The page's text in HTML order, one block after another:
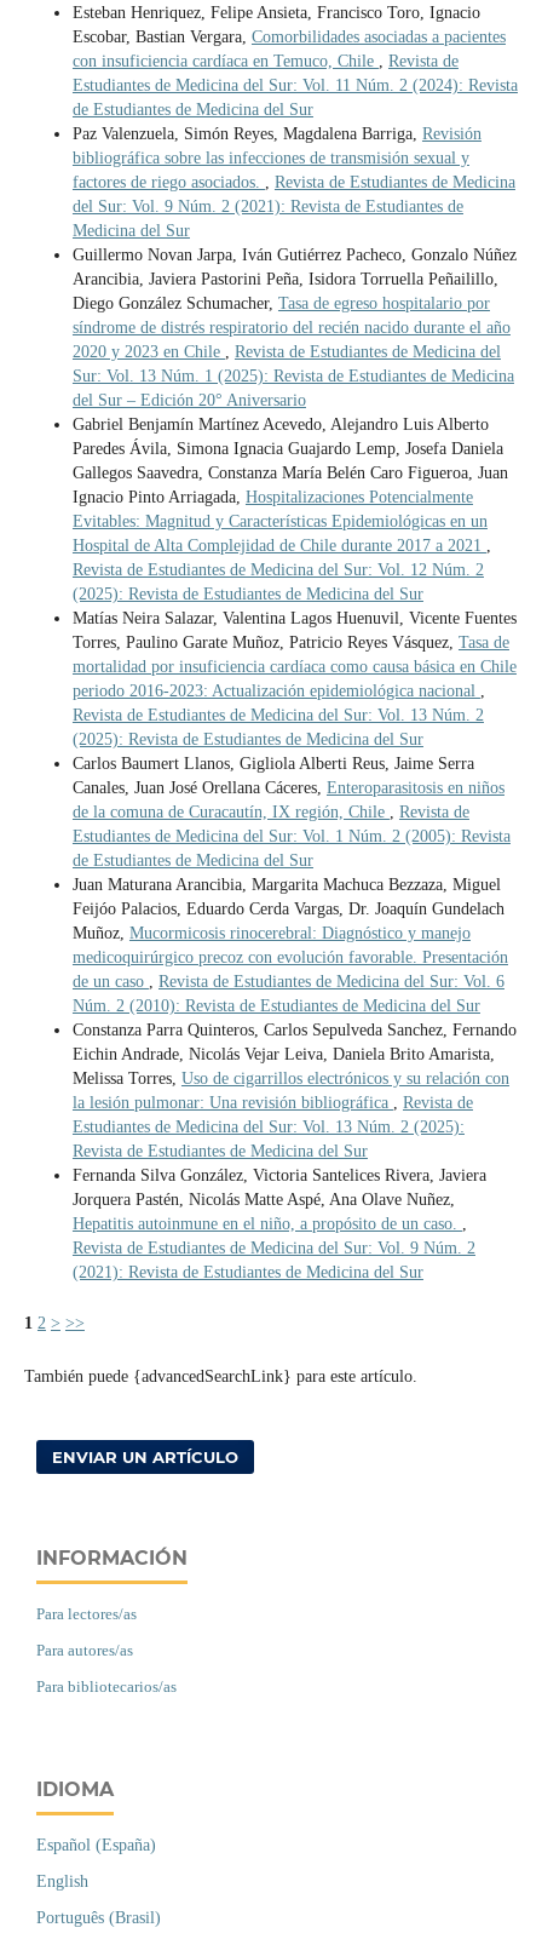
Esteban Henriquez, Felipe Ansieta, Francisco Toro, Ignacio
Escobar, Bastian Vergara, Comorbilidades asociadas a pacientes
con insuficiencia cardíaca en Temuco, Chile
Revista de
Estudiantes de Medicina del Sur: Vol. 11 Núm. 2 (2024): Revista
de Estudiantes de Medicina del Sur
Paz Valenzuela, Simón Reyes, Magdalena Barriga, Revisión
bibliográfica sobre las infecciones de transmisión sexual y
factores de riego asociados.
Revista de Estudiantes de Medicina
del Sur: Vol. 9 Núm. 2 (2021): Revista de Estudiantes de
Medicina del Sur
Guillermo Novan Jarpa, Iván Gutiérrez Pacheco, Gonzalo Núñez
Arancibia, Javiera Pastorini Peña, Isidora Torruella Peñailillo,
Diego González Schumacher, Tasa de egreso hospitalario por
síndrome de distrés respiratorio del recién nacido durante el año
2020 y 2023 en Chile
Revista de Estudiantes de Medicina del
Sur: Vol. 13 Núm. 1 (2025): Revista de Estudiantes de Medicina
del Sur – Edición 20° Aniversario
Gabriel Benjamín Martínez Acevedo, Alejandro Luis Alberto
Paredes Ávila, Simona Ignacia Guajardo Lemp, Josefa Daniela
Gallegos Saavedra, Constanza María Belén Caro Figueroa, Juan
Ignacio Pinto Arriagada, Hospitalizaciones Potencialmente
Evitables: Magnitud y Características Epidemiológicas en un
Hospital de Alta Complejidad de Chile durante 2017 a 2021
Revista de Estudiantes de Medicina del Sur: Vol. 12 Núm. 2
(2025): Revista de Estudiantes de Medicina del Sur
Matías Neira Salazar, Valentina Lagos Huenuvil, Vicente Fuentes
Torres, Paulino Garate Muñoz, Patricio Reyes Vásquez, Tasa de
mortalidad por insuficiencia cardíaca como causa básica en Chile
periodo 2016-2023: Actualización epidemiológica nacional
Revista de Estudiantes de Medicina del Sur: Vol. 13 Núm. 2
(2025): Revista de Estudiantes de Medicina del Sur
Carlos Baumert Llanos, Gigliola Alberti Reus, Jaime Serra
Canales, Juan José Orellana Cáceres, Enteroparasitosis en niños
de la comuna de Curacautín, IX región, Chile
Revista de
Estudiantes de Medicina del Sur: Vol. 1 Núm. 2 (2005): Revista
de Estudiantes de Medicina del Sur
Juan Maturana Arancibia, Margarita Machuca Bezzaza, Miguel
Feijóo Palacios, Eduardo Cerda Vargas, Dr. Joaquín Gundelach
Muñoz, Mucormicosis rinocerebral: Diagnóstico y manejo
medicoquirúrgico precoz con evolución favorable. Presentación
de un caso
Revista de Estudiantes de Medicina del Sur: Vol. 6
Núm. 2 (2010): Revista de Estudiantes de Medicina del Sur
Constanza Parra Quinteros, Carlos Sepulveda Sanchez, Fernando
Eichin Andrade, Nicolás Vejar Leiva, Daniela Brito Amarista,
Melissa Torres, Uso de cigarrillos electrónicos y su relación con
la lesión pulmonar: Una revisión bibliográfica
Revista de
Estudiantes de Medicina del Sur: Vol. 13 Núm. 2 (2025):
Revista de Estudiantes de Medicina del Sur
Fernanda Silva González, Victoria Santelices Rivera, Javiera
Jorquera Pastén, Nicolás Matte Aspé, Ana Olave Nuñez,
Hepatitis autoinmune en el niño, a propósito de un caso.
Revista de Estudiantes de Medicina del Sur: Vol. 9 Núm. 2
(2021): Revista de Estudiantes de Medicina del Sur
1 2 > >>
También puede {advancedSearchLink} para este artículo.
ENVIAR UN ARTÍCULO
INFORMACIÓN
Para lectores/as
Para autores/as
Para bibliotecarios/as
IDIOMA
Español (España)
English
Português (Brasil)